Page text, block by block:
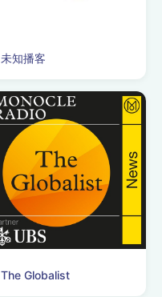
未知播客
The Globalist